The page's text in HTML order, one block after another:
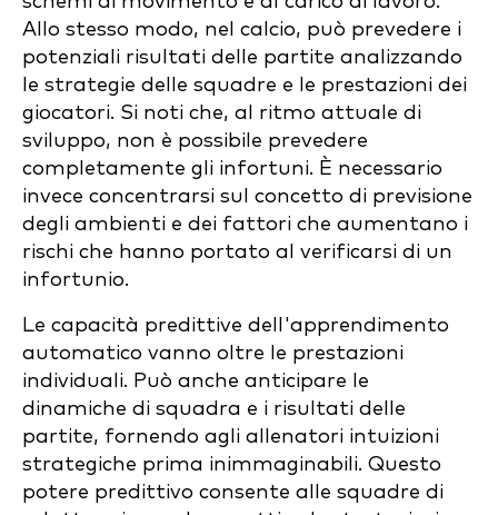
Allo stesso modo, nel calcio, può prevedere i
potenziali risultati delle partite analizzando
le strategie delle squadre e le prestazioni dei
giocatori. Si noti che, al ritmo attuale di
sviluppo, non è possibile prevedere
completamente gli infortuni. È necessario
invece concentrarsi sul concetto di previsione
degli ambienti e dei fattori che aumentano i
rischi che hanno portato al verificarsi di un
infortunio.
Le capacità predittive dell'apprendimento
automatico vanno oltre le prestazioni
individuali. Può anche anticipare le
dinamiche di squadra e i risultati delle
partite, fornendo agli allenatori intuizioni
strategiche prima inimmaginabili. Questo
potere predittivo consente alle squadre di